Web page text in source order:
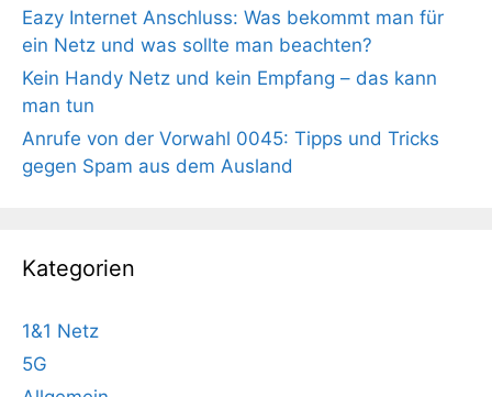
Eazy Internet Anschluss: Was bekommt man für
ein Netz und was sollte man beachten?
Kein Handy Netz und kein Empfang – das kann
man tun
Anrufe von der Vorwahl 0045: Tipps und Tricks
gegen Spam aus dem Ausland
Kategorien
1&1 Netz
5G